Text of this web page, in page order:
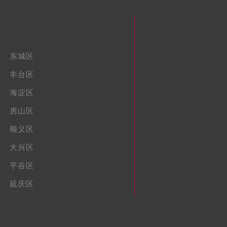
东城区
丰台区
海淀区
房山区
顺义区
大兴区
平谷区
延庆区